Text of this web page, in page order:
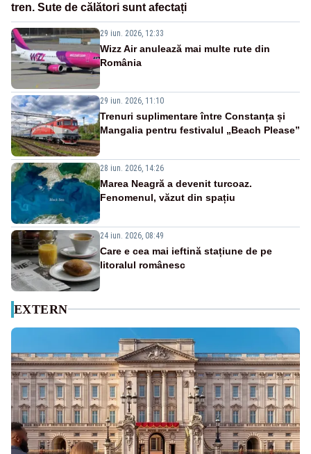
tren. Sute de călători sunt afectați
29 iun. 2026, 12:33
Wizz Air anulează mai multe rute din
România
29 iun. 2026, 11:10
Trenuri suplimentare între Constanța și
Mangalia pentru festivalul „Beach Please”
28 iun. 2026, 14:26
Marea Neagră a devenit turcoaz.
Fenomenul, văzut din spațiu
24 iun. 2026, 08:49
Care e cea mai ieftină stațiune de pe
litoralul românesc
EXTERN